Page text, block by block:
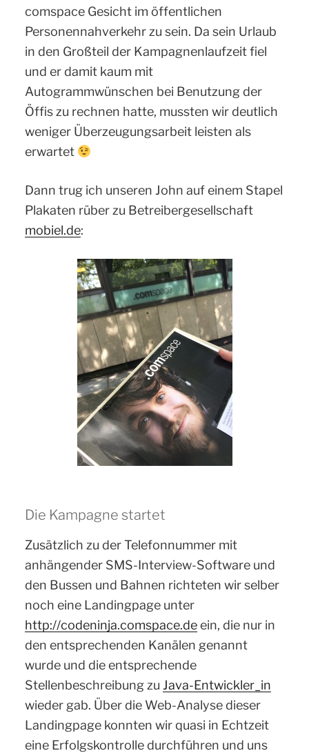
comspace Gesicht im öffentlichen
Personennahverkehr zu sein. Da sein Urlaub
in den Großteil der Kampagnenlaufzeit fiel
und er damit kaum mit
Autogrammwünschen bei Benutzung der
Öffis zu rechnen hatte, mussten wir deutlich
weniger Überzeugungsarbeit leisten als
erwartet
Dann trug ich unseren John auf einem Stapel
Plakaten rüber zu Betreibergesellschaft
mobiel.de:
Die Kampagne startet
Zusätzlich zu der Telefonnummer mit
anhängender SMS-Interview-Software und
den Bussen und Bahnen richteten wir selber
noch eine Landingpage unter
http://codeninja.comspace.deein, die nur in
den entsprechenden Kanälen genannt
wurde und die entsprechende
Stellenbeschreibung zu Java-Entwickler_in
wieder gab. Über die Web-Analyse dieser
Landingpage konnten wir quasi in Echtzeit
eine Erfolgskontrolle durchführen und uns